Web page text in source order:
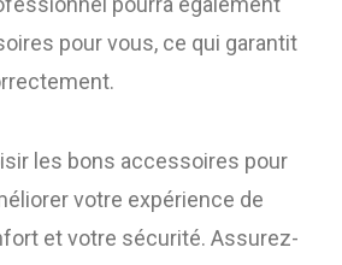
pour vous, ce qui garantit
les bons accessoires pour
votre expérience de
et votre sécurité. Assurez-